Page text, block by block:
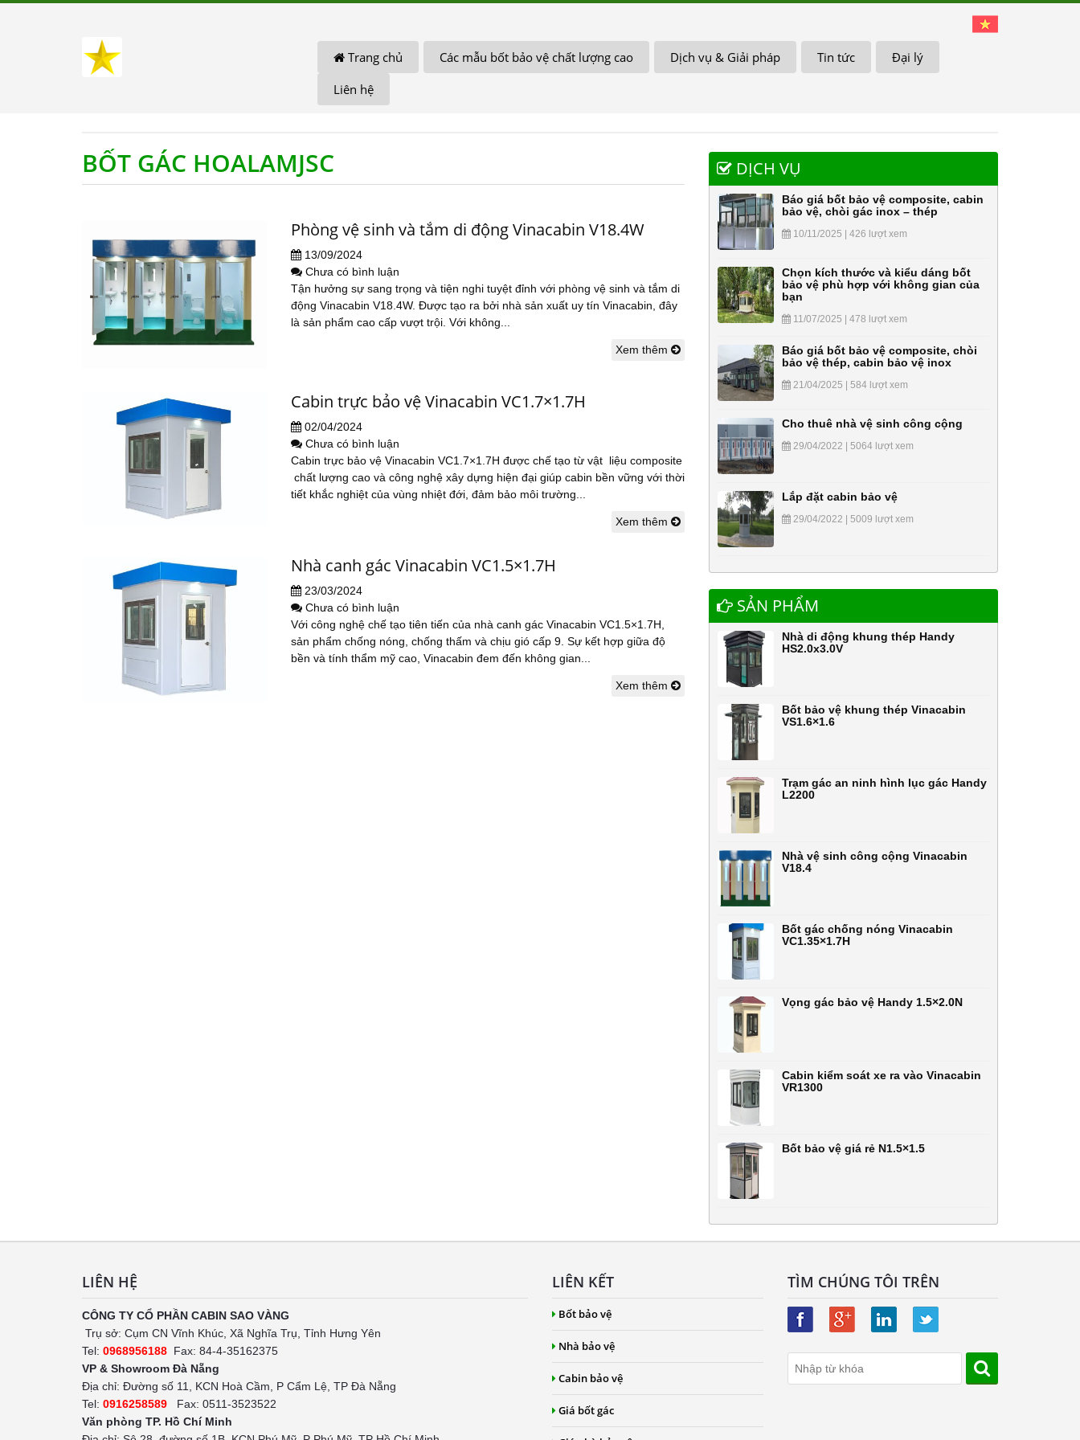
Trang chủ Các mẫu bốt bảo vệ chất lượng cao Dịch vụ & Giải pháp Tin tức
Đại lý
Liên hệ
BỐT GÁC HOALAMJSC
Phòng vệ sinh và tắm di động Vinacabin V18.4W
13/09/2024
Chưa có bình luận
Tận hưởng sự sang trọng và tiện nghi tuyệt đỉnh với phòng vệ sinh và tắm di
động Vinacabin V18.4W. Được tạo ra bởi nhà sản xuất uy tín Vinacabin, đây
là sản phẩm cao cấp vượt trội. Với không...
Xem thêm
Cabin trực bảo vệ Vinacabin VC1.7×1.7H
02/04/2024
Chưa có bình luận
Cabin trực bảo vệ Vinacabin VC1.7×1.7H được chế tạo từ vật liệu composite
chất lượng cao và công nghệ xây dựng hiện đại giúp cabin bền vững với thời
tiết khắc nghiệt của vùng nhiệt đới, đảm bảo môi trường...
Xem thêm
Nhà canh gác Vinacabin VC1.5×1.7H
23/03/2024
Chưa có bình luận
Với công nghệ chế tạo tiên tiến của nhà canh gác Vinacabin VC1.5×1.7H,
sản phẩm chống nóng, chống thấm và chịu gió cấp 9. Sự kết hợp giữa độ
bền và tính thẩm mỹ cao, Vinacabin đem đến không gian...
Xem thêm
DỊCH VỤ
Báo giá bốt bảo vệ composite, cabin
bảo vệ, chòi gác inox – thép
10/11/2025 | 426 lượt xem
Chọn kích thước và kiểu dáng bốt
bảo vệ phù hợp với không gian của
bạn
11/07/2025 | 478 lượt xem
Báo giá bốt bảo vệ composite, chòi
bảo vệ thép, cabin bảo vệ inox
21/04/2025 | 584 lượt xem
Cho thuê nhà vệ sinh công cộng
29/04/2022 | 5064 lượt xem
Lắp đặt cabin bảo vệ
29/04/2022 | 5009 lượt xem
SẢN PHẨM
Nhà di động khung thép Handy
HS2.0x3.0V
Bốt bảo vệ khung thép Vinacabin
VS1.6×1.6
Trạm gác an ninh hình lục gác Handy
L2200
Nhà vệ sinh công cộng Vinacabin
V18.4
Bốt gác chống nóng Vinacabin
VC1.35×1.7H
Vọng gác bảo vệ Handy 1.5×2.0N
Cabin kiểm soát xe ra vào Vinacabin
VR1300
Bốt bảo vệ giá rẻ N1.5×1.5
LIÊN HỆ
CÔNG TY CỔ PHẦN CABIN SAO VÀNG
Trụ sở: Cụm CN Vĩnh Khúc, Xã Nghĩa Trụ, Tỉnh Hưng Yên
Tel: 0968956188 Fax: 84-4-35162375
VP & Showroom Đà Nẵng
Địa chỉ: Đường số 11, KCN Hoà Cầm, P Cẩm Lệ, TP Đà Nẵng
Tel: 0916258589 Fax: 0511-3523522
Văn phòng TP. Hồ Chí Minh
LIÊN KẾT
Bốt bảo vệ
Nhà bảo vệ
Cabin bảo vệ
Giá bốt gác
TÌM CHÚNG TÔI TRÊN